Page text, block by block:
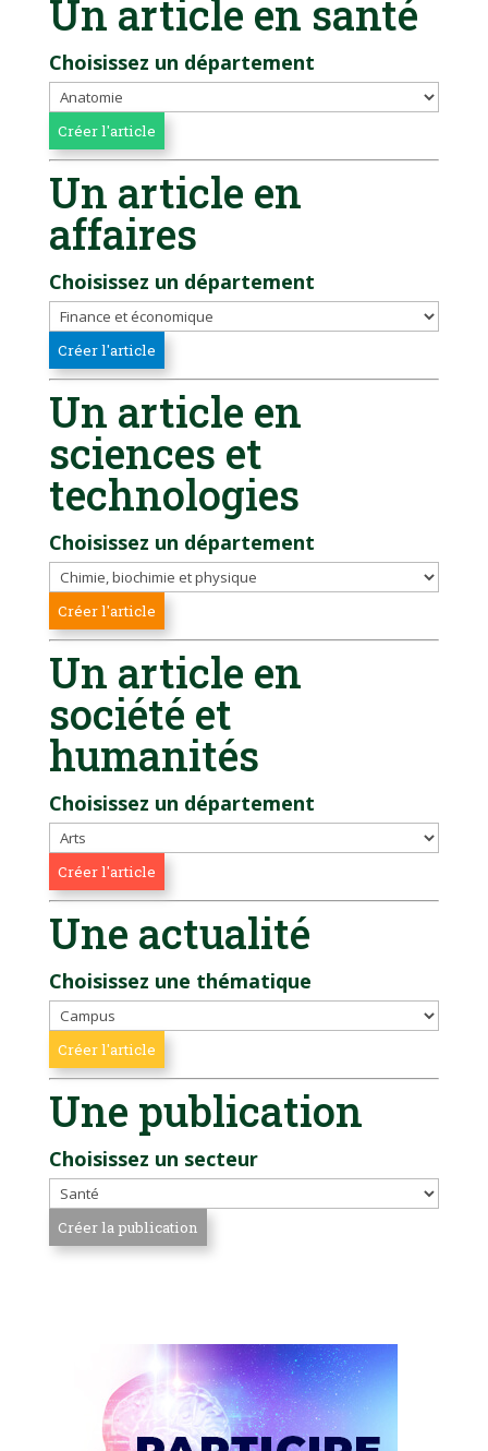
Un article en santé
Choisissez un département
Un article en
affaires
Choisissez un département
Un article en
sciences et
technologies
Choisissez un département
Un article en
société et
humanités
Choisissez un département
Une actualité
Choisissez une thématique
Une publication
Choisissez un secteur